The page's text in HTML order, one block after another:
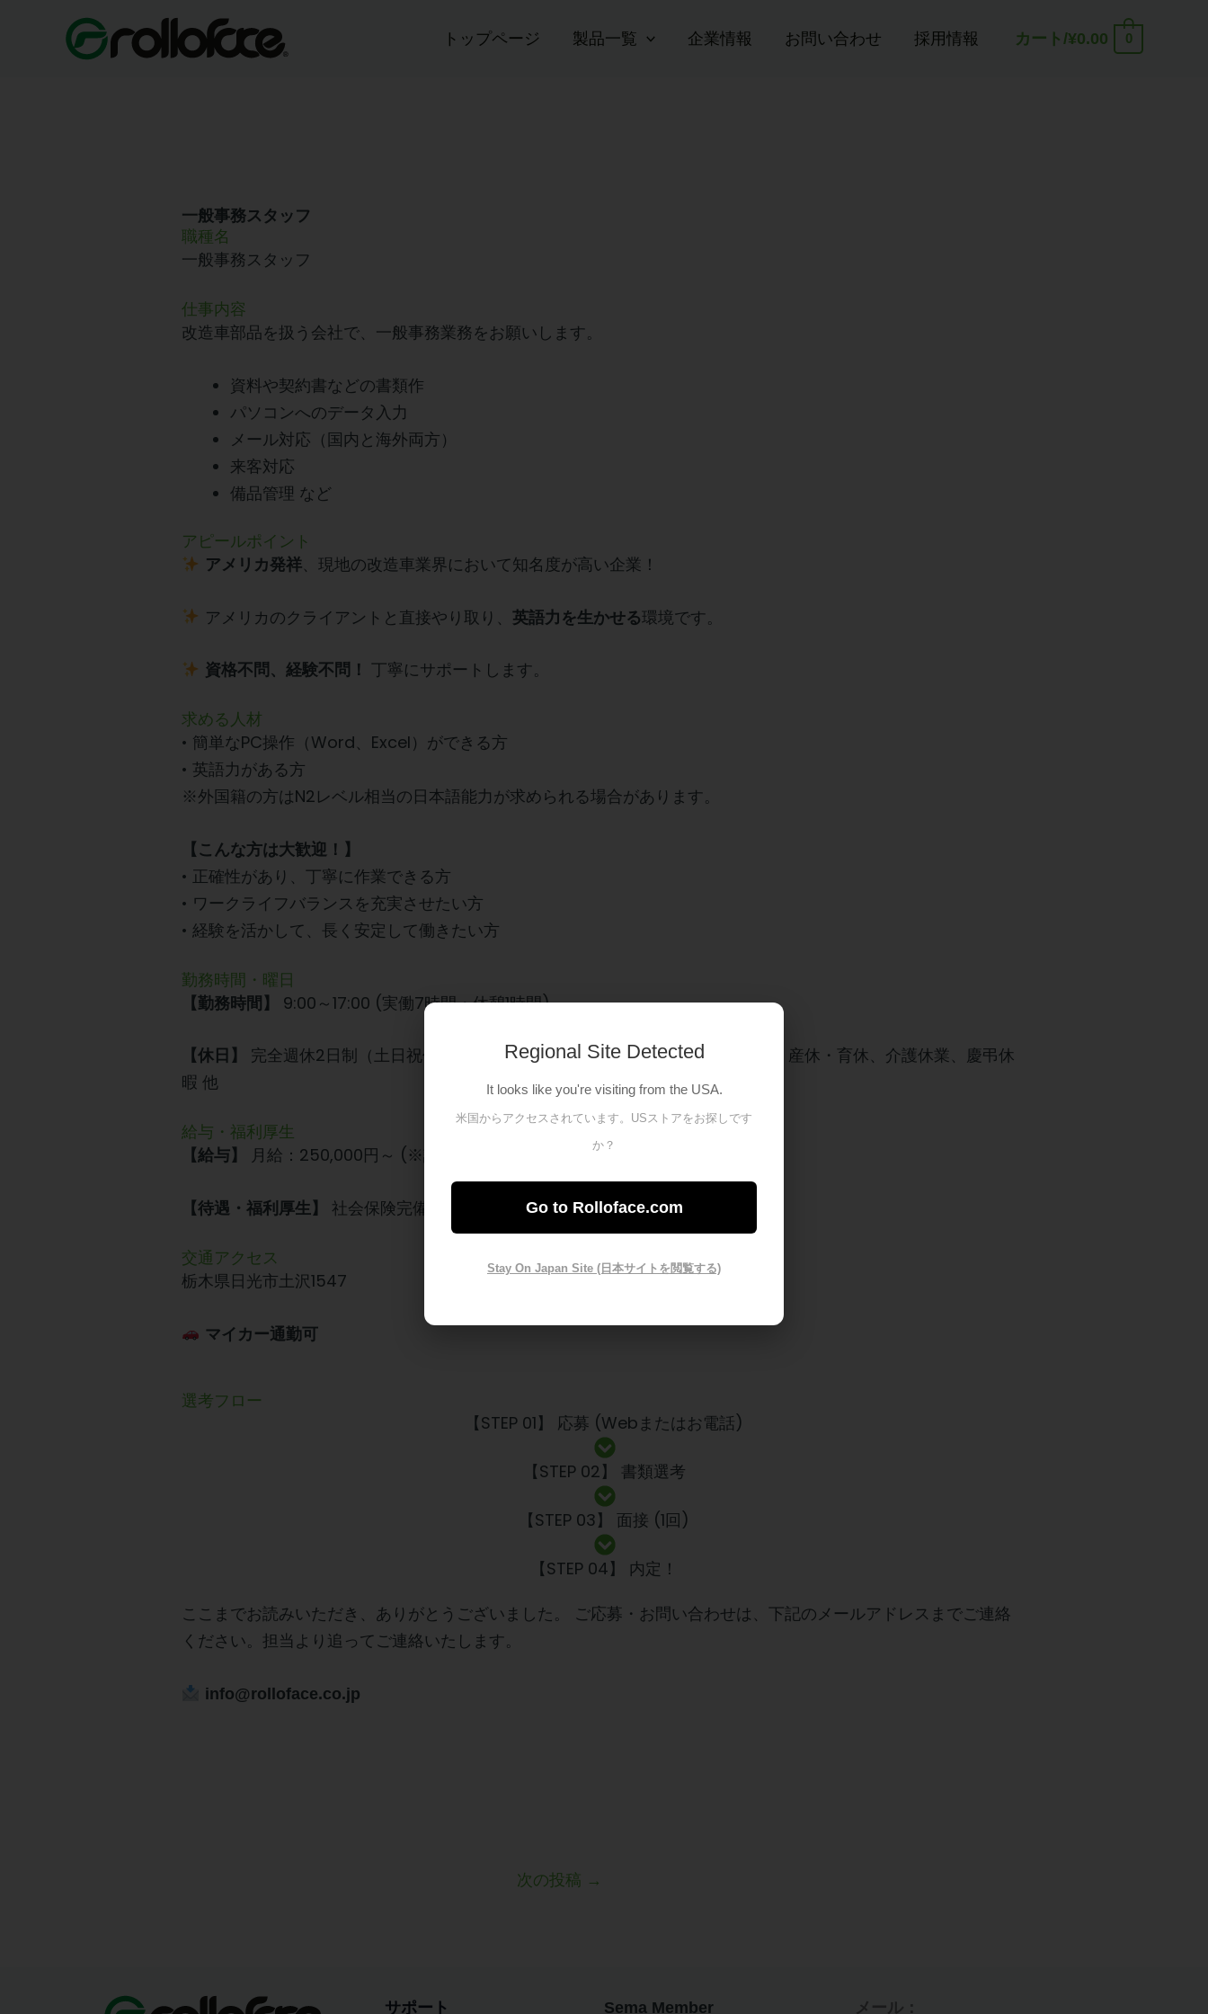
トップページ 製品一覧 企業情報 お問い合わせ 採用情報 カート/¥0.00 0
一般事務スタッフ
職種名
一般事務スタッフ
仕事内容
改造車部品を扱う会社で、一般事務業務をお願いします。
資料や契約書などの書類作
パソコンへのデータ入力
メール対応（国内と海外両方）
来客対応
備品管理 など
アピールポイント
アメリカ発祥、現地の改造車業界において知名度が高い企業！
アメリカのクライアントと直接やり取り、 英語力を生かせる環境です。
資格不問、経験不問！ 丁寧にサポートします。
求める人材
• 簡単なPC操作（Word、Excel）ができる方
• 英語力がある方
※外国籍の方はN2レベル相当の日本語能力が求められる場合があります。
【こんな方は大歓迎！】
• 正確性があり、丁寧に作業できる方
• ワークライフバランスを充実させたい方
• 経験を活かして、長く安定して働きたい方
勤務時間・曜日
【勤務時間】 9:00～17:00 (実働7時間・休憩1時間)
【休日】
完全週休2日制（土日祝休み）、年次有給休暇（勤務6か月経過後付与）、産休・育休、介護休業、慶弔休
暇 他
給与・福利厚生
【給与】 月給：250,000円～ (※試用期間3か月は条件同一)
【待遇・福利厚生】 社会保険完備、昇給あり、交通費支給
交通アクセス
栃木県日光市土沢1547
マイカー通勤可
選考フロー
【STEP 01】 応募 (Webまたはお電話)
【STEP 02】 書類選考
【STEP 03】 面接 (1回)
【STEP 04】 内定！
ここまでお読みいただき、ありがとうございました。 ご応募・お問い合わせは、下記のメールアドレスまでご連絡
ください。担当より追ってご連絡いたします。
info@rolloface.co.jp
次の投稿 →
サポート Sema Member メール：
Regional Site Detected
It looks like you're visiting from the USA.
米国からアクセスされています。USストアをお探しです
か？
Go to Rolloface.com
Stay On Japan Site (日本サイトを閲覧する)